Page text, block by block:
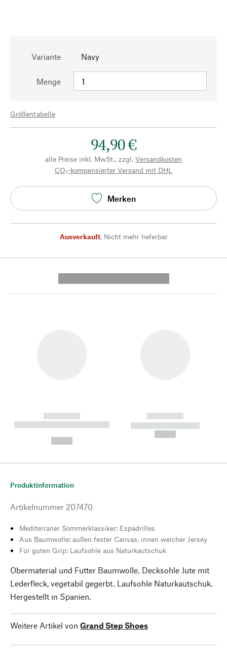
Variante Navy
Menge
Größentabelle
94,90 €
alle Preise inkl. MwSt., zzgl. Versandkosten
CO₂-kompensierter Versand mit DHL
Merken
Ausverkauft, Nicht mehr lieferbar
------------
----------- ----------- --------
------------
----------- -----------
Produktinformation
Artikelnummer 207470
Mediterraner Sommerklassiker: Espadrilles
Aus Baumwolle: außen fester Canvas, innen weicher Jersey
Für guten Grip: Laufsohle aus Naturkautschuk
Obermaterial und Futter Baumwolle. Decksohle Jute mit
Lederfleck, vegetabil gegerbt. Laufsohle Naturkautschuk.
Hergestellt in Spanien.
Weitere Artikel von Grand Step Shoes